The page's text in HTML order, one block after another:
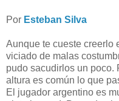
Por Esteban Silva
Aunque te cueste creerlo
viciado de malas
pudo sacudirlos un poco.
altura es común lo que
El jugador argentino es